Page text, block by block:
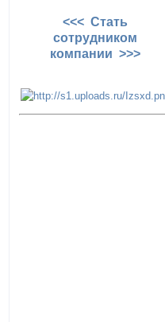
<<< Стать
сотрудником
компании >>>